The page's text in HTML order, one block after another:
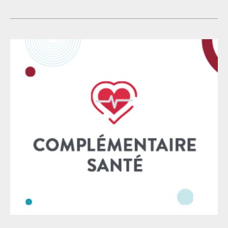
marqué par des années de sous-investissement
chronique, les orientations proposées par le
gouvernement choquent. La réduction des garanties
procédurales, la marginalisation du rôle des juges et
des audiences — notamment au détriment des jurys
populaires — ainsi que la remise en cause de
principes fondamentaux, tels que la protection des
données génétiques, constituent autant d’atteintes
graves à l’équilibre de notre système judiciaire. Cette
logique qui sous-tend le projet gouvernemental, déjà
l’œuvre dans plusieurs matières, et sera, à n’en pas
pourquoi s’embarrasser d’une audience quand une
simili-négociation à la va-vite permet de mettre fin à